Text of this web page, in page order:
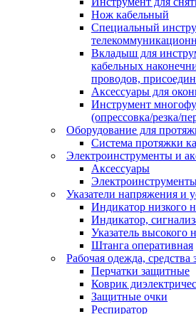
Нож кабельный
Специальный
Вкладыш для
кабельных
проводов,
Аксессуары для
Инструмент
(опрессовка/резка/
Оборудование для
Система протяжки
Электроинструменты и
Аксессуары
Указатели напряжения и
Индикатор низкого
Индикатор,
Указатель высокого
Штанга оперативная
Рабочая одежда,
Перчатки защитные
Коврик
Защитные очки
Респиратор